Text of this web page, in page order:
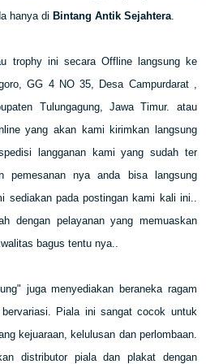
hanya di Bintang Antik Sejahtera
trophy ini secara Offline langsung ke
GG 4 NO 35, Desa Campurdarat ,
Tulungagung, Jawa Timur. atau
yang akan kami kirimkan langsung
langganan kami yang sudah ter
pemesanan nya anda bisa langsung
sediakan pada postingan kami kali ini..
dengan pelayanan yang memuaskan
bagus tentu nya..
juga menyediakan beraneka ragam
Piala ini sangat cocok untuk
kejuaraan, kelulusan dan perlombaan.
distributor piala dan plakat dengan